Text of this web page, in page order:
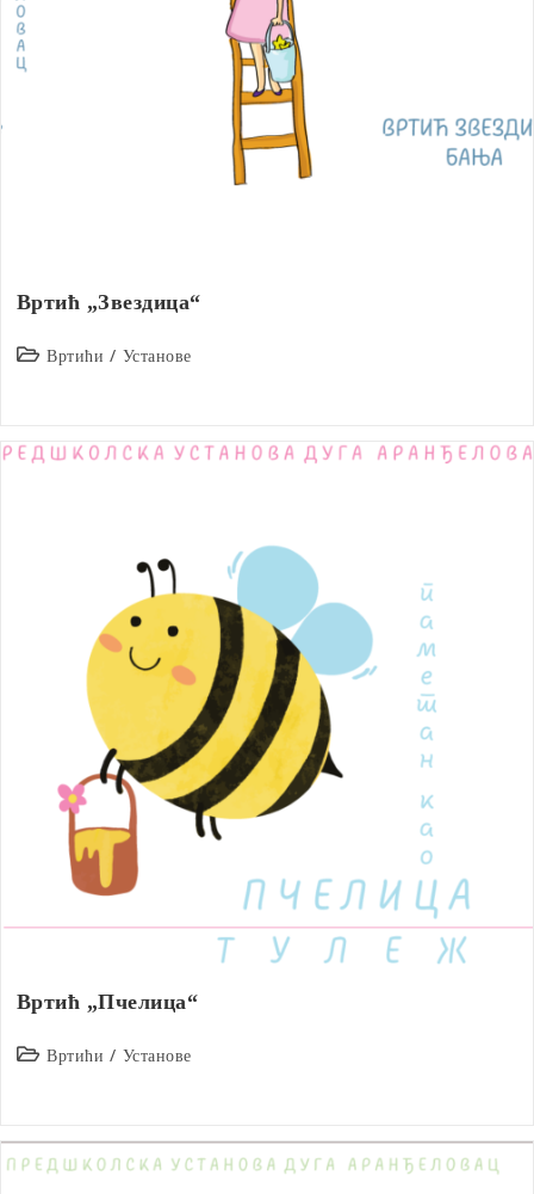
Вртић „Звездица“
PostВртићи / Установе
Вртић „Пчелица“
PostВртићи / Установе